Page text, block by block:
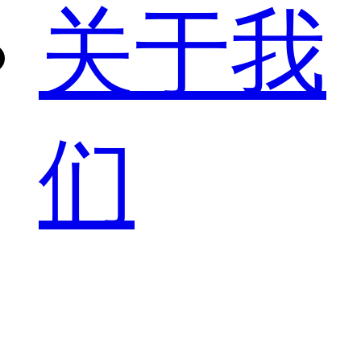
关于我
们